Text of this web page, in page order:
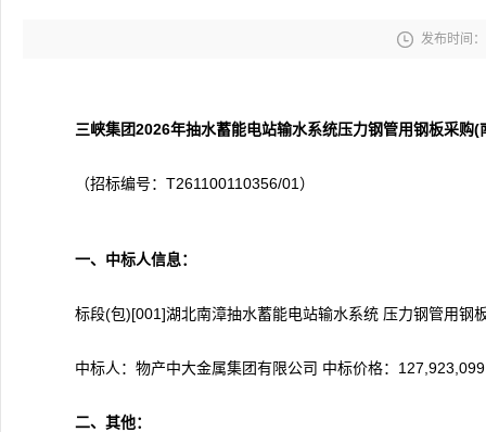
 发布时间
三峡集团2026年抽水蓄能电站输水系统压力钢管用钢板采购
（招标编号：T261100110356/01）
一、中标人信息：
标段(包)[001]湖北南漳抽水蓄能电站输水系统 压力钢管用钢
中标人：物产中大金属集团有限公司 中标价格：
二、其他：